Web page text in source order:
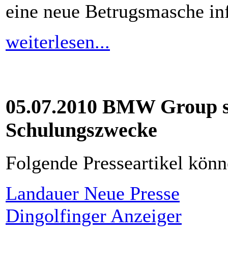
eine neue Betrugsmasche
weiterlesen...
05.07.2010 BMW
Schulungszwecke
Folgende Presseartikel
Landauer Neue Presse
Dingolfinger Anzeiger